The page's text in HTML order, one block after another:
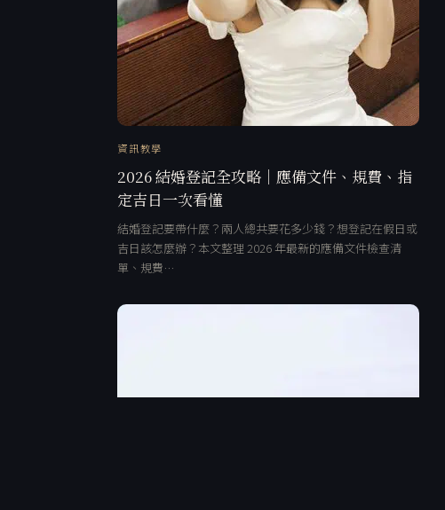
資訊教學
2026 結婚登記全攻略｜應備文件、規費、指
定吉日一次看懂
結婚登記要帶什麼？兩人總共要花多少錢？想登記在假日或
吉日該怎麼辦？本文整理 2026 年最新的應備文件檢查清
單、規費…